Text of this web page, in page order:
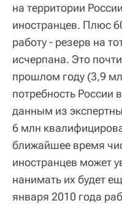
на территории
иностранцев. Плюс
работу - резерв на
исчерпана. Это
прошлом году (3,9
потребность России
данным из
6 млн
ближайшее время
иностранцев может
нанимать их будет
января 2010 года